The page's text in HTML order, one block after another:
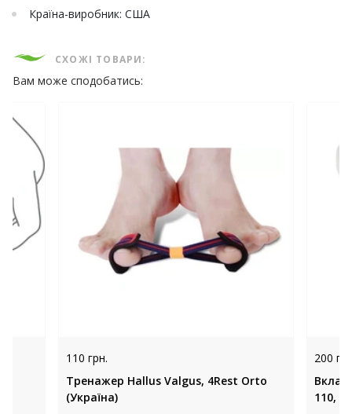
Країна-виробник: США
СХОЖІ ТОВАРИ:
Вам може сподобатись:
110 грн.
Тренажер Hallus Valgus, 4Rest Оrto
(Україна)
200
110,